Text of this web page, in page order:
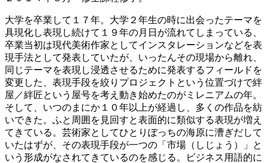
大学を卒業して１７年。大学２年生の時に出会ったテーマを
具現化し表現し続けて１９年の月日が流れてしまっている、
卒業当初は現代美術作家としてインスタレーションなどを表
現手法として発表していたが、いったんその現場から離れ、
同じテーマを表現し浸透させるために発表するフィールドを
変更した、表現手段を絞りプロジェクトという位置づけで絆
屋／絆匠という屋号を考え動き始めたのがミレニアムの年。
そして、いつのまにか１０年以上が経過し、多くの作品を紡
いできた。ふと周囲を見回すと表面的に類似する表現が増え
てきている。芸術家としてひとりぼっちの海原に漕ぎだして
いたはずが、その表現手段が一つの「市場（しじょう）」と
いう形成がなされてきているのを感じる。ビジネス用語的に